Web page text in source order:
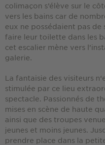
colimaçon s’élève sur le
vers les bains car de
eux ne possédaient pas de
faire leur toilette dans les
cet escalier mène vers
galerie.
La fantaisie des visiteurs
stimulée par ce lieu
spectacle. Passionnés de
mises en scène de haute
ainsi que des troupes
jeunes et moins jeunes.
prendre place dans la